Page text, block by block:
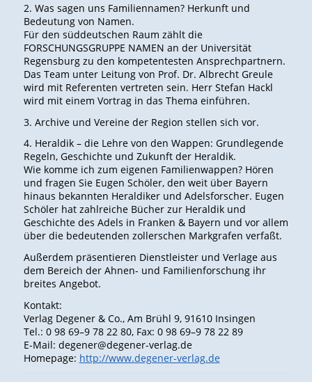
2. Was sagen uns Familiennamen? Herkunft und
Bedeutung von Namen.
Für den süddeutschen Raum zählt die
FORSCHUNGSGRUPPE NAMEN an der Universität
Regensburg zu den kompetentesten Ansprechpartnern.
Das Team unter Leitung von Prof. Dr. Albrecht Greule
wird mit Referenten vertreten sein. Herr Stefan Hackl
wird mit einem Vortrag in das Thema einführen.
3. Archive und Vereine der Region stellen sich vor.
4. Heraldik – die Lehre von den Wappen: Grundlegende
Regeln, Geschichte und Zukunft der Heraldik.
Wie komme ich zum eigenen Familienwappen? Hören
und fragen Sie Eugen Schöler, den weit über Bayern
hinaus bekannten Heraldiker und Adelsforscher. Eugen
Schöler hat zahlreiche Bücher zur Heraldik und
Geschichte des Adels in Franken & Bayern und vor allem
über die bedeutenden zollerschen Markgrafen verfaßt.
Außerdem präsentieren Dienstleister und Verlage aus
dem Bereich der Ahnen- und Familienforschung ihr
breites Angebot.
Kontakt:
Verlag Degener & Co., Am Brühl 9, 91610 Insingen
Tel.: 0 98 69–9 78 22 80, Fax: 0 98 69–9 78 22 89
E-Mail: degener@degener-verlag.de
Homepage: http://www.degener-verlag.de